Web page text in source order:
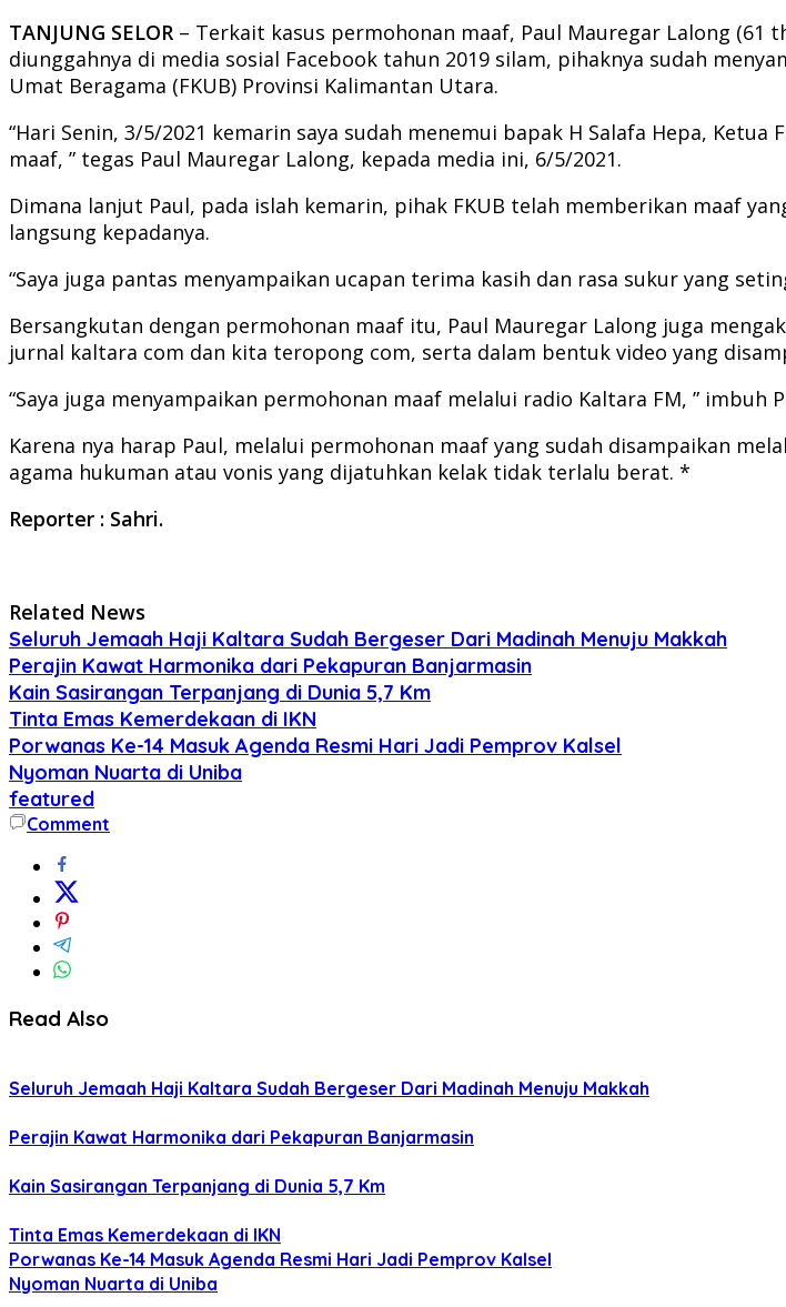
TANJUNG SELOR – Terkait kasus permohonan maaf, Paul Mauregar Lalong (61
diunggahnya di media sosial Facebook tahun 2019 silam, pihaknya sudah
Umat Beragama (FKUB) Provinsi Kalimantan Utara.
“Hari Senin, 3/5/2021 kemarin saya sudah menemui bapak H Salafa Hepa,
maaf, ” tegas Paul Mauregar Lalong, kepada media ini, 6/5/2021.
Dimana lanjut Paul, pada islah kemarin, pihak FKUB telah memberikan maaf
langsung kepadanya.
“Saya juga pantas menyampaikan ucapan terima kasih dan rasa sukur yang
Bersangkutan dengan permohonan maaf itu, Paul Mauregar Lalong juga
jurnal kaltara com dan kita teropong com, serta dalam bentuk video yang
“Saya juga menyampaikan permohonan maaf melalui radio Kaltara FM, ” imbuh
Karena nya harap Paul, melalui permohonan maaf yang sudah disampaikan
agama hukuman atau vonis yang dijatuhkan kelak tidak terlalu berat. *
Reporter : Sahri.
Related News
Seluruh Jemaah Haji Kaltara Sudah Bergeser Dari Madinah Menuju Makkah
Perajin Kawat Harmonika dari Pekapuran Banjarmasin
Kain Sasirangan Terpanjang di Dunia 5,7 Km
Tinta Emas Kemerdekaan di IKN
Porwanas Ke-14 Masuk Agenda Resmi Hari Jadi Pemprov Kalsel
Nyoman Nuarta di Uniba
featured
Comment
Read Also
Seluruh Jemaah Haji Kaltara Sudah Bergeser Dari Madinah Menuju Makkah
Perajin Kawat Harmonika dari Pekapuran Banjarmasin
Kain Sasirangan Terpanjang di Dunia 5,7 Km
Tinta Emas Kemerdekaan di IKN
Porwanas Ke-14 Masuk Agenda Resmi Hari Jadi Pemprov Kalsel
Nyoman Nuarta di Uniba